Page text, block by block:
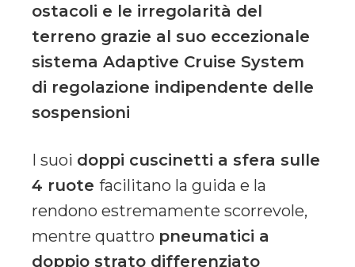
ostacoli e le irregolarità del
terreno grazie al suo eccezionale
sistema Adaptive Cruise System
di regolazione indipendente delle
sospensioni
I suoi doppi cuscinetti a sfera sulle
4 ruote facilitano la guida e la
rendono estremamente scorrevole,
mentre quattro pneumatici a
doppio strato differenziato